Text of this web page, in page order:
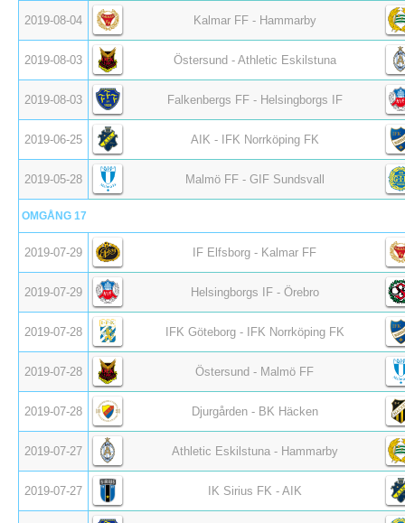
2019-08-04 Kalmar FF - Hammarby
2019-08-03 Östersund - Athletic Eskilstuna
2019-08-03 Falkenbergs FF - Helsingborgs IF
2019-06-25 AIK - IFK Norrköping FK
2019-05-28 Malmö FF - GIF Sundsvall
OMGÅNG 17
2019-07-29 IF Elfsborg - Kalmar FF
2019-07-29 Helsingborgs IF - Örebro
2019-07-28 IFK Göteborg - IFK Norrköping FK
2019-07-28 Östersund - Malmö FF
2019-07-28 Djurgården - BK Häcken
2019-07-27 Athletic Eskilstuna - Hammarby
2019-07-27 IK Sirius FK - AIK